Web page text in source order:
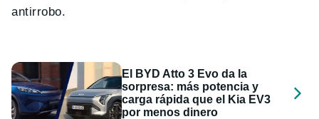
antirrobo.
El BYD Atto 3 Evo da la
sorpresa: más potencia y
carga rápida que el Kia EV3
por menos dinero